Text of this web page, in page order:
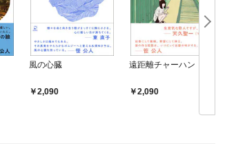
風の心臓
2,090
遠距離チャーハン
2,090